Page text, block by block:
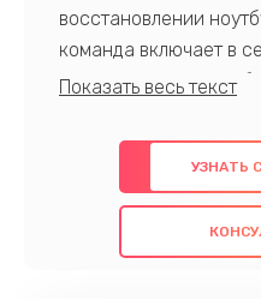
восстановлении
команда включает в
профессионалов с
предлагаем быстрый
использованием
также гарантируем
проведенных работ.
УЗНАТЬ